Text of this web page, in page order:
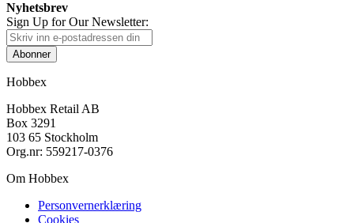
Nyhetsbrev
Sign Up for Our Newsletter:
Abonner
Hobbex
Hobbex Retail AB
Box 3291
103 65 Stockholm
Org.nr: 559217-0376
Om Hobbex
Personvernerklæring
Cookies